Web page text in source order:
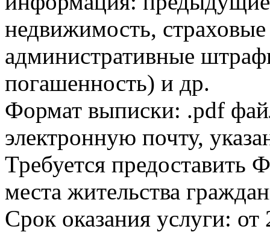
недвижимость,
административные
погашенность) и др.
Формат выписки: .pdf
электронную почту,
Требуется
места жительства
Срок оказания услуги: от